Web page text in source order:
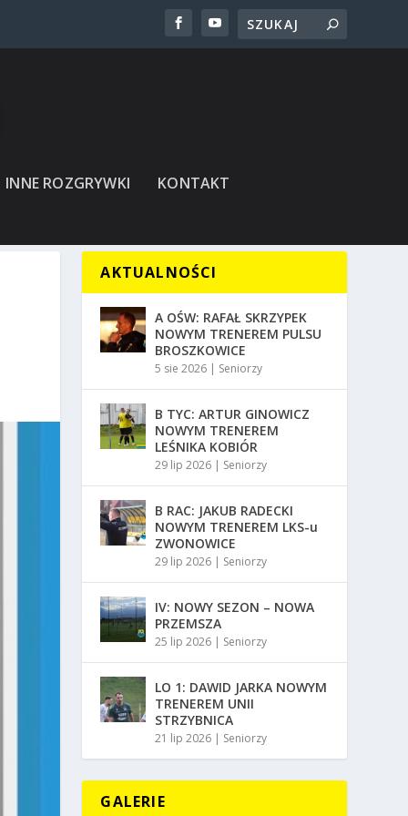
INNE ROZGRYWKI KONTAKT
AKTUALNOŚCI
A OŚW: RAFAŁ SKRZYPEK
NOWYM TRENEREM PULSU
BROSZKOWICE
5 sie 2026 | Seniorzy
B TYC: ARTUR GINOWICZ
NOWYM TRENEREM
LEŚNIKA KOBIÓR
29 lip 2026 | Seniorzy
B RAC: JAKUB RADECKI
NOWYM TRENEREM LKS-u
ZWONOWICE
29 lip 2026 | Seniorzy
IV: NOWY SEZON – NOWA
PRZEMSZA
25 lip 2026 | Seniorzy
LO 1: DAWID JARKA NOWYM
TRENEREM UNII
STRZYBNICA
21 lip 2026 | Seniorzy
GALERIE